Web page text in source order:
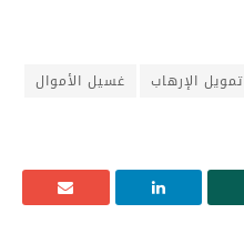
تمويل الإرهاب
غسيل الأموال